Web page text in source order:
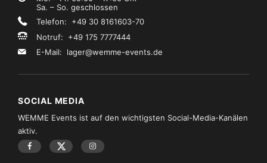
Sa. – So. geschlossen
Telefon: +49 30 8161603-70
Notruf: +49 175 7777444
E-Mail: lager@wemme-events.de
SOCIAL MEDIA
WEMME Events ist auf den wichtigsten Social-Media-Kanälen
aktiv.